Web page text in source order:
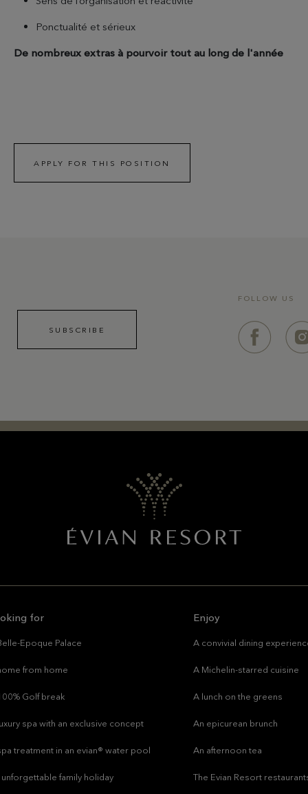
Ponctualité et sérieux
De nombreux extras à pourvoir tout au long de l'année
APPLY FOR THIS POSITION
SUBSCRIBE
FOLLOW US
for
Epoque Palace
from home
Golf break
spa with an exclusive concept
treatment in an evian® water pool
unforgettable family holiday
Enjoy
A convivial dining
A Michelin-starred cuisine
A lunch on the greens
An epicurean brunch
An afternoon tea
The Evian Resort